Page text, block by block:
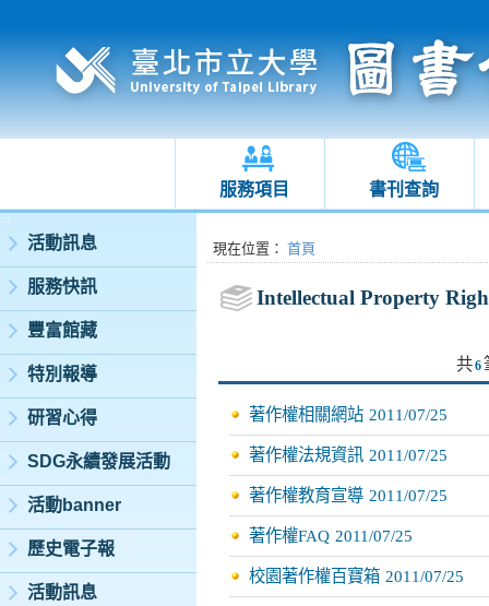
服務項目 書刊查詢
:::
活動訊息
服務快訊
豐富館藏
特別報導
研習心得
SDG永續發展活動
活動banner
歷史電子報
活動訊息
:::現在位置 ： 首頁
Intellectual Property
共6
著作權相關網站 2011/07/25
著作權法規資訊 2011/07/25
著作權教育宣導 2011/07/25
著作權FAQ 2011/07/25
校園著作權百寶箱 2011/07/25